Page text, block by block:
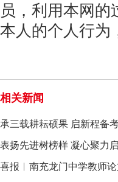
员，利用本网
本人的个人行为
相关新闻
承三载耕耘硕果 启新程备
门中学召开2026
表扬先进树榜样 凝心聚力
门中学召开2026
喜报︱南充龙门中学教师